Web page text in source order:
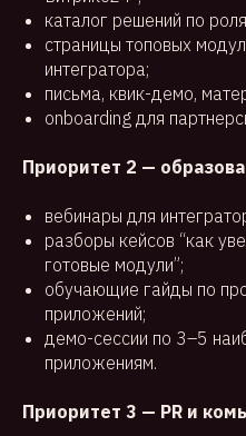
каталог решений по
страницы топовых
интегратора;
письма, квик-демо,
onboarding для
Приоритет 2 —
вебинары для
разборы кейсов “как
готовые модули”;
обучающие гайды по
приложений;
демо-сессии по 3–5
приложениям.
Приоритет 3 — PR и